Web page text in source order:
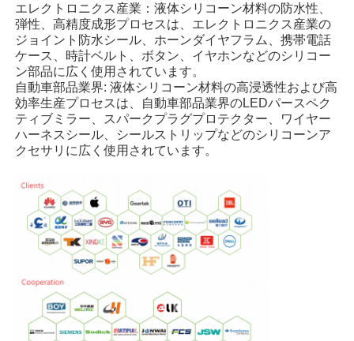
すべての場合
見積依頼
LSR射出成形機
シリコン注射型機
LSR 投与システム
オーバーモールディングマシン
インジェクション鋳造機用アクセサリー
エレクトロニクス産業：液体シリコーン材料の防水性、
弾性、高精度成形プロセスは、エレクトロニクス産業の
ジョイント防水シール、ホーンダイヤフラム、携帯電話
ケース、時計ベルト、ボタン、イヤホンなどのシリコー
ン部品に広く使用されています。
自動車部品業界: 液体シリコーン材料の高浸透性および高
効率生産プロセスは、自動車部品業界のLEDパースペク
ティブミラー、スパークプラグプロテクター、ワイヤー
ハーネスシール、シールストリップなどのシリコーンア
クセサリに広く使用されています。